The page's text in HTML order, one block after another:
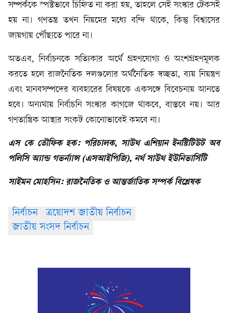
সম্পর্ককে স্পষ্টভাবে চিহ্নিত না করা হয়, তাহলে সেই সংস্কার টেকসই
হয় না। গণতন্ত্র তখন নিয়মের মধ্যে বন্দি থাকে, কিন্তু বিশ্বাসের
জায়গায় পৌঁছাতে পারে না।
অতএব, নির্বাচনকে সত্যিকার অর্থে গ্রহণযোগ্য ও অংশগ্রহণমূলক
করতে হলে রাজনৈতিক দলগুলোর অর্থনৈতিক স্বচ্ছতা, ব্যয় নিয়ন্ত্রণ
এবং মানবসম্পদের ব্যবহারের বিষয়কে একসঙ্গে বিবেচনায় আনতে
হবে। অন্যথায় নির্বাচনি সংস্কার কাগজে থাকবে, বাস্তবে নয়। আর
গণতান্ত্রিক আস্থার সংকট কোনোভাবেই কমবে না।
এস কে তৌফিক হক: পরিচালক, সাউথ এশিয়ান ইনস্টিটিউট অব
পলিসি অ্যান্ড গভর্ন্যান্স (এসআইপিজি), নর্থ সাউথ ইউনিভার্সিটি
সাইমন মোহসিন: রাজনৈতিক ও আন্তর্জাতিক সম্পর্ক বিশ্লেষক
নির্বাচন
ত্রয়োদশ জাতীয় নির্বাচন
জাতীয় সংসদ নির্বাচন